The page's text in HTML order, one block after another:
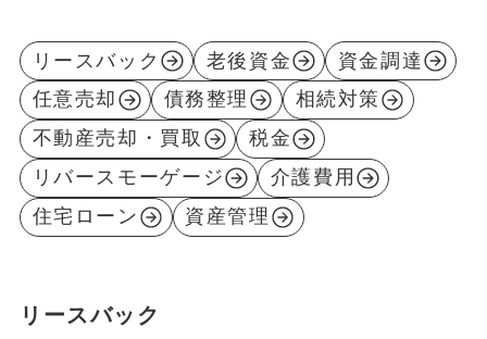
リースバック 老後資金
資金調達
任意売却
債務整理
相続対策
不動産売却・買取
税金
リバースモーゲージ
介護費用
住宅ローン
資産管理
リースバック